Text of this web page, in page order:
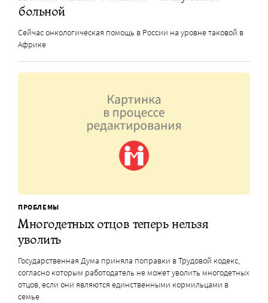
больной
Сейчас онкологическая помощь в России на уровне таковой в
Африке
ПРОБЛЕМЫ
Многодетных отцов теперь нельзя
уволить
Государственная Дума приняла поправки в Трудовой кодекс,
согласно которым работодатель не может уволить многодетных
отцов, если они являются единственными кормильцами в
семье